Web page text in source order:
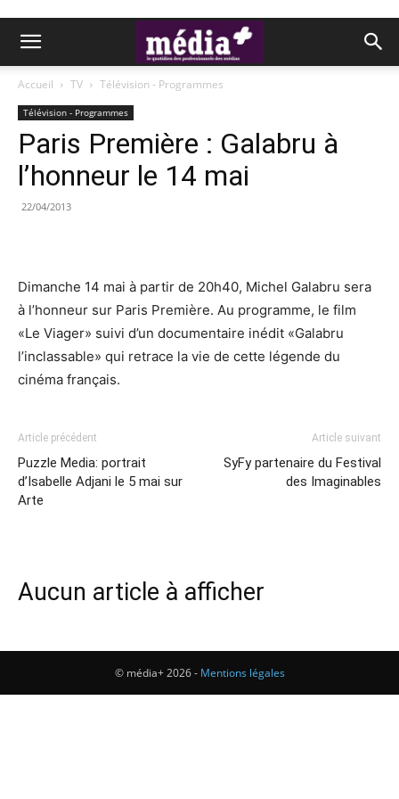
Accueil TV Télévision - Programmes
Télévision - Programmes
Paris Première : Galabru à
l’honneur le 14 mai
22/04/2013
Dimanche 14 mai à partir de 20h40, Michel Galabru sera
à l’honneur sur Paris Première. Au programme, le film
«Le Viager» suivi d’un documentaire inédit «Galabru
l’inclassable» qui retrace la vie de cette légende du
cinéma français.
Article précédent
Puzzle Media: portrait
d’Isabelle Adjani le 5 mai sur
Arte
Article suivant
SyFy partenaire du Festival
des Imaginables
Aucun article à afficher
© média+ 2026 - Mentions légales